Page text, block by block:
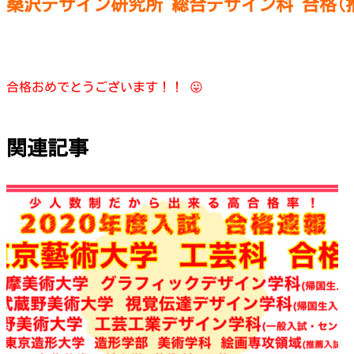
桑沢デザイン研究所 総合デザイン科 合格(
合格おめでとうございます！！ 😛
関連記事